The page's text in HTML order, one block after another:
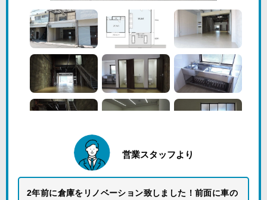
営業スタッフより
2年前に倉庫をリノベーション致しました！前面に車の